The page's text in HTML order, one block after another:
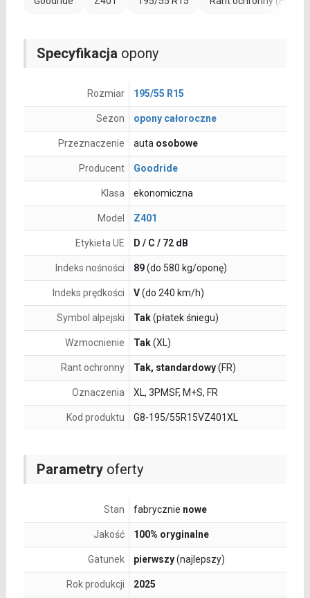
Parametryoferty
Stan fabrycznie nowe
Jakość 100% oryginalne
Gatunek pierwszy(najlepszy)
Rok produkcji 2025
Specyfikacja opony
Rozmiar 195/55 R15
Sezon opony całoroczne
Przeznaczenie auta osobowe
Producent Goodride
Klasa ekonomiczna
Model Z401
Etykieta UE D / C / 72 dB
Indeks nośności 89(do 580 kg/oponę)
Indeks prędkości V(do 240 km/h)
Symbol alpejski Tak(płatek śniegu)
Wzmocnienie Tak(XL)
Rant ochronny Tak, standardowy(FR)
Oznaczenia XL, 3PMSF, M+S, FR
Kod produktu G8-195/55R15VZ401XL